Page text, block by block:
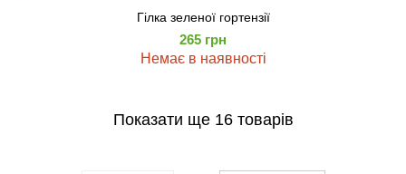
Гілка зеленої гортензії
265 грн
Немає в наявності
Показати ще 16 товарів